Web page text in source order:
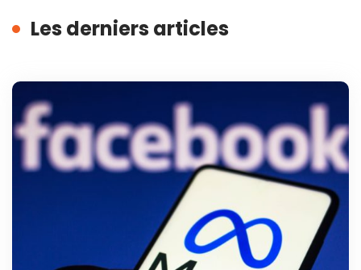
Les derniers articles